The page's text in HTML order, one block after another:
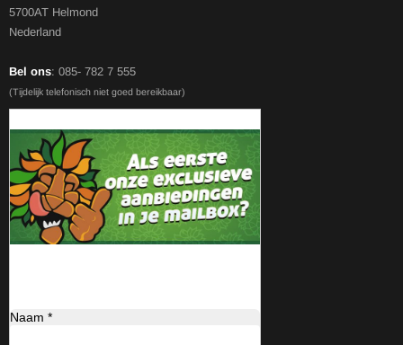
5700AT Helmond
Nederland
Bel ons: 085- 782 7 555
(Tijdelijk telefonisch niet goed bereikbaar)
Naam *